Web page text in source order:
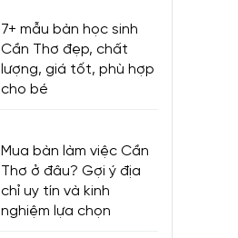
7+ mẫu bàn học sinh
Cần Thơ đẹp, chất
lượng, giá tốt, phù hợp
cho bé
Mua bàn làm việc Cần
Thơ ở đâu? Gợi ý địa
chỉ uy tín và kinh
nghiệm lựa chọn